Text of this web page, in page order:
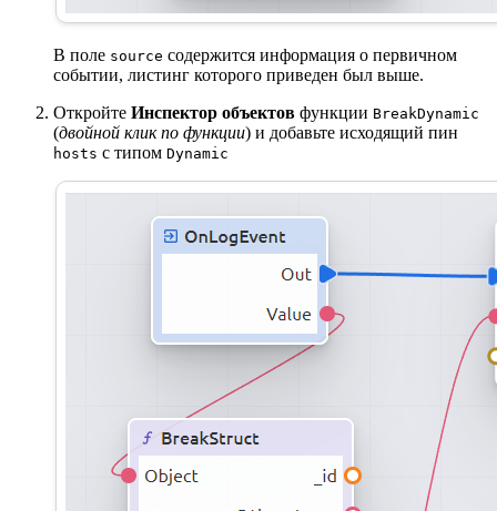
В поле source содержится информация о первичном
событии, листинг которого приведен был выше.
Откройте Инспектор объектов функции BreakDynamic
(двойной клик по функции) и добавьте исходящий пин
hosts с типом Dynamic